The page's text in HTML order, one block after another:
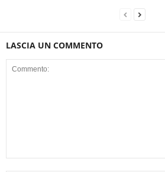
LASCIA UN COMMENTO